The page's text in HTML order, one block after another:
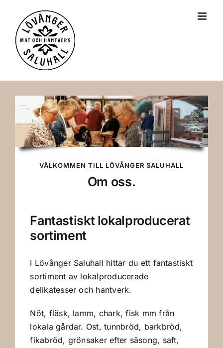
innehållet
VÄLKOMMEN TILL LÖVÅNGER SALUHALL
Om oss.
Fantastiskt lokalproducerat
sortiment
I Lövånger Saluhall hittar du ett fantastiskt
sortiment av lokalproducerade
delikatesser och hantverk.
Nöt, fläsk, lamm, chark, fisk mm från
lokala gårdar. Ost, tunnbröd, barkbröd,
fikabröd, grönsaker efter säsong, saft,